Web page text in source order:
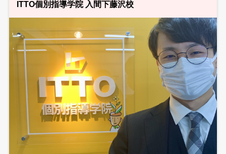
ITTO個別指導学院 入間下藤沢校